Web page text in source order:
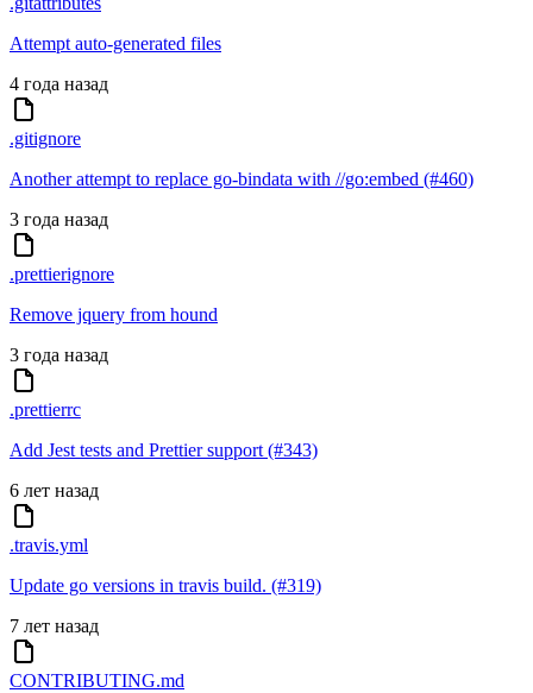
Attempt auto-generated files
4 года назад
.gitignore
Another attempt to replace go-bindata with //go:embed (#460)
3 года назад
.prettierignore
Remove jquery from hound
3 года назад
.prettierrc
Add Jest tests and Prettier support (#343)
6 лет назад
.travis.yml
Update go versions in travis build. (#319)
7 лет назад
CONTRIBUTING.md